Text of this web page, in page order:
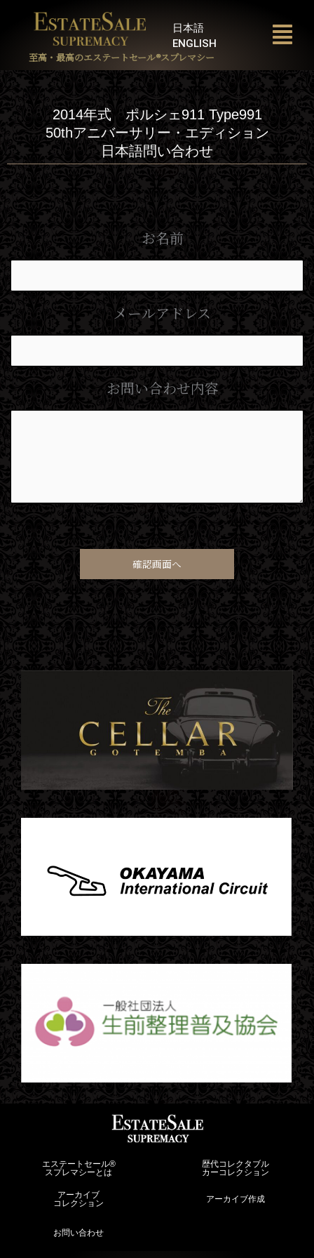
日本語
ENGLISH
至高・最高のエステートセール®︎スプレマシー
2014年式 ポルシェ911 Type991
50thアニバーサリー・エディション
日本語問い合わせ
お名前
メールアドレス
お問い合わせ内容
エステートセール®︎
スプレマシーとは
歴代コレクタブル
カーコレクション
アーカイブ
コレクション
アーカイブ作成
お問い合わせ